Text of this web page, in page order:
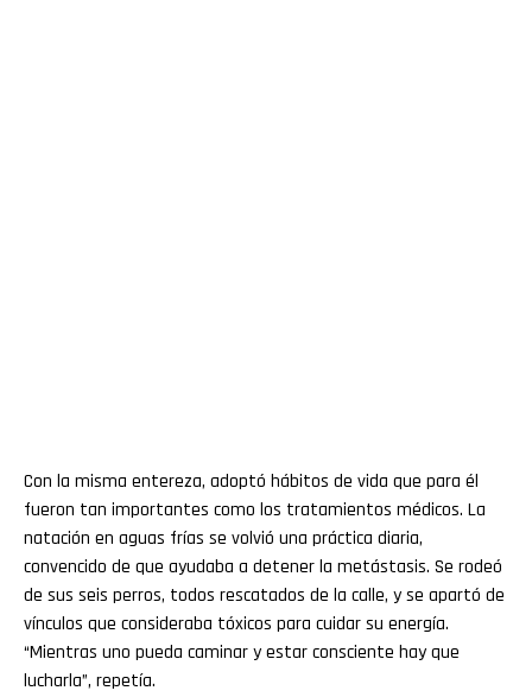
Con la misma entereza, adoptó hábitos de vida que para él
fueron tan importantes como los tratamientos médicos. La
natación en aguas frías se volvió una práctica diaria,
convencido de que ayudaba a detener la metástasis. Se rodeó
de sus seis perros, todos rescatados de la calle, y se apartó de
vínculos que consideraba tóxicos para cuidar su energía.
“Mientras uno pueda caminar y estar consciente hay que
lucharla”, repetía.